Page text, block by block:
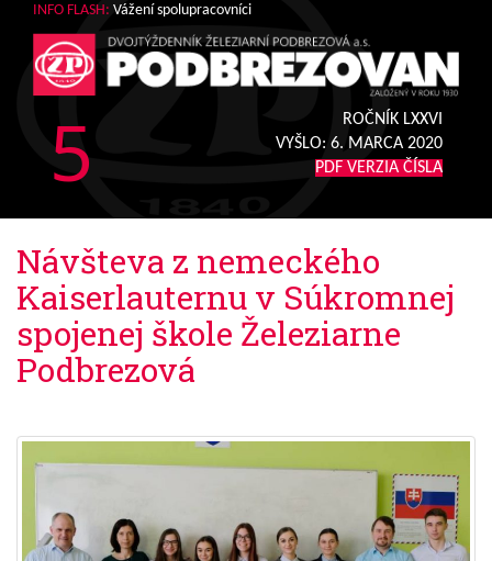
INFO FLASH: Vážení spolupracovníci
5
ROČNÍK LXXVI
VYŠLO: 6. MARCA 2020
PDF VERZIA ČÍSLA
Návšteva z nemeckého
Kaiserlauternu v Súkromnej
spojenej škole Železiarne
Podbrezová